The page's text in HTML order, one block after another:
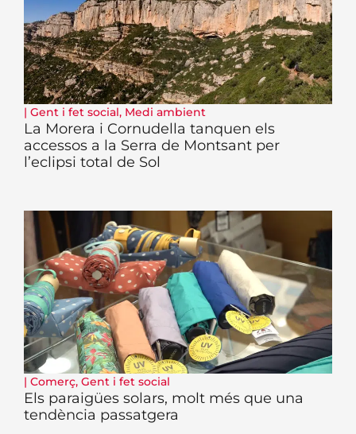
| Gent i fet social, Medi ambient
La Morera i Cornudella tanquen els
accessos a la Serra de Montsant per
l’eclipsi total de Sol
| Comerç, Gent i fet social
Els paraigües solars, molt més que una
tendència passatgera